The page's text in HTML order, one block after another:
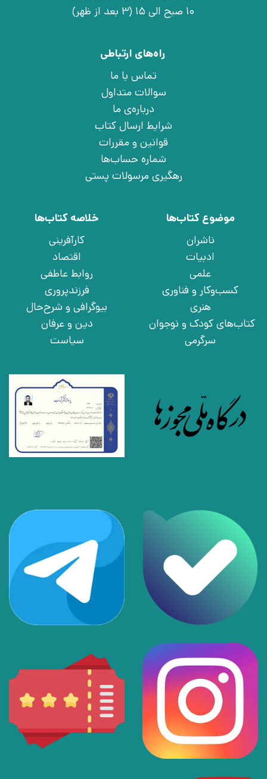
10 صبح الی 15 (3 بعد از ظهر)
راه‌های ارتباطی
تماس با ما
سوالات متداول
درباره‌ی ما
شرایط ارسال کتاب
قوانین و مقررات
شماره حساب‌ها
رهگیری مرسولات پستی
موضوع کتاب‌ها
ناشران
ادبیات
علمی
کسب‌وکار و فناوری
هنری
کتاب‌های کودک و نوجوان
سرگرمی
خلاصه کتاب‌ها
کارآفرینی
اقتصاد
روابط عاطفی
فرزندپروری
بیوگرافی و شرح‌حال
دین و عرفان
سیاست